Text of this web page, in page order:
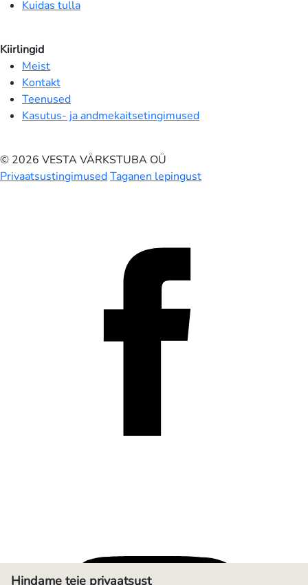
Kuidas tulla
Kiirlingid
Meist
Kontakt
Teenused
Kasutus- ja andmekaitsetingimused
© 2026 VESTA VÄRKSTUBA OÜ
PrivaatsustingimusedTaganen lepingust
Hindame teie privaatsust